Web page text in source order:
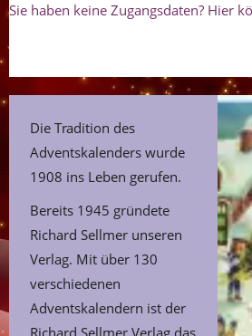
Sie haben keine Zugangsdaten? Hier
Die Tradition des
Adventskalenders wurde
1908 ins Leben gerufen.
Bereits 1945 gründete
Richard Sellmer unseren
Verlag. Mit über 130
verschiedenen
Adventskalendern ist der
Richard Sellmer Verlag das